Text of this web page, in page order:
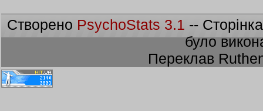
Створено PsychoStats 3.1 --
було
Переклав